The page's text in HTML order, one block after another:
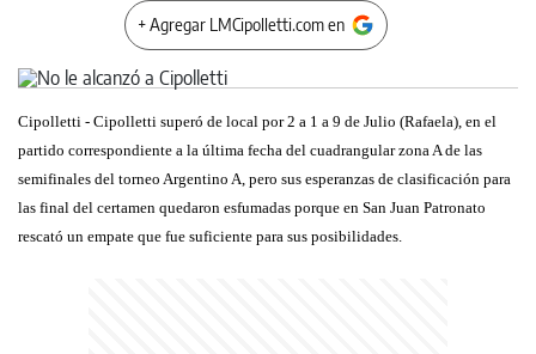
+ Agregar LMCipolletti.com en
Cipolletti - Cipolletti superó de local por2 a 1 a 9 de Julio (Rafaela), en el
partido correspondiente a la última fecha del cuadrangular zona A de las
semifinales del torneo Argentino A, pero sus esperanzas de clasificación para
las final del certamen quedaron esfumadas porque en San Juan Patronato
rescató un empate que fue suficiente para sus posibilidades.